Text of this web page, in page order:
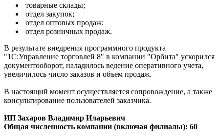
товарные склады;
отдел закупок;
отдел оптовых продаж;
отдел розничных продаж.
В результате внедрения программного продукта
"1С:Управление торговлей 8" в компании "Орбита" ускорился
документооборот, наладилось ведение оперативного учета,
увеличилось число заказов и объем продаж.
В настоящий момент осуществляется сопровождение, а также
консультирование пользователей заказчика.
ИП Захаров Владимир Иларьевич
Общая численность компании (включая филиалы): 60